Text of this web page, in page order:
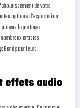
de votre
options d'exportation
la partager
artistes
pour leurs
effets audio